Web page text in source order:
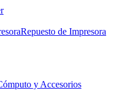
Repuesto de Impresora
y Accesorios